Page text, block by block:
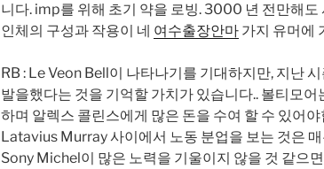
니다. imp를 위해 초기 약을 로빙. 3000 년 전만해도
인체의 구성과 작용이 네 여수출장안마 가지 유머에
RB : Le Veon Bell이 나타나기를 기대하지만, 지난
발을했다는 것을 기억할 가치가 있습니다.. 볼티모어
하며 알렉스 콜린스에게 많은 돈을 수여 할 수 있어
Latavius ​​Murray 사이에서 노동 분업을 보는 것은
Sony Michel이 많은 노력을 기울이지 않을 것 같으